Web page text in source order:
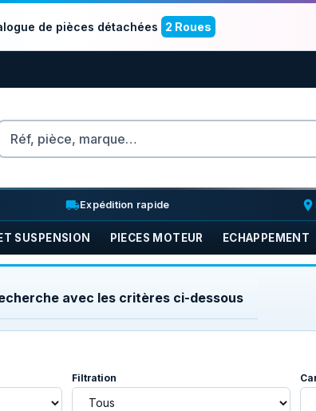
de pièces détachées 2 Roues
local_shippingExpédition rapide place
SUSPENSION PIECES MOTEUR ECHAPPEMENT
avec les critères ci-dessous
Filtration